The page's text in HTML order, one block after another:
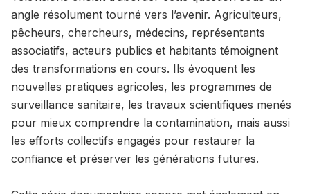
angle résolument tourné vers l’avenir. Agriculteurs,
pêcheurs, chercheurs, médecins, représentants
associatifs, acteurs publics et habitants témoignent
des transformations en cours. Ils évoquent les
nouvelles pratiques agricoles, les programmes de
surveillance sanitaire, les travaux scientifiques menés
pour mieux comprendre la contamination, mais aussi
les efforts collectifs engagés pour restaurer la
confiance et préserver les générations futures.